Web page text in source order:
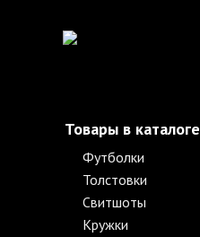
Товары в каталоге
Футболки
Толстовки
Свитшоты
Кружки